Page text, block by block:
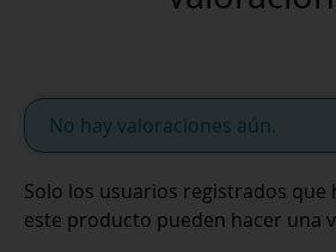
No hay valoraciones aún.
Solo los usuarios registrados que
este producto pueden hacer una